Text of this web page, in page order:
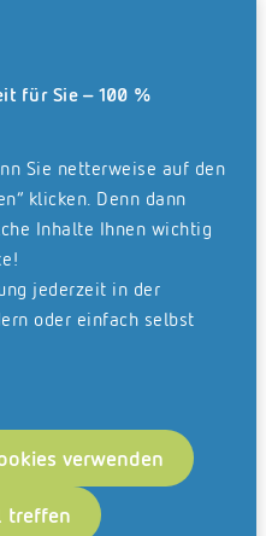
für Sie – 100 %
Sie netterweise auf den
klicken. Denn dann
Inhalte Ihnen wichtig
jederzeit in der
oder einfach selbst
treffen
verwenden
als sicher. Weitere
folgen. Das neue
und
und ist nach Meinung
ausgesprochen
und überschreitet
Spielraum. Es wird
in Gerichtsverfahren
Wer noch nicht mit der
Prozesse an die neuen
und